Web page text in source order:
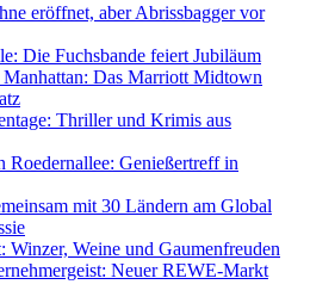
eröffnet, aber Abrissbagger vor
Die Fuchsbande feiert Jubiläum
Das Marriott Midtown
Thriller und Krimis aus
Roedernallee: Genießertreff in
mit 30 Ländern am Global
Winzer, Weine und Gaumenfreuden
Neuer REWE-Markt